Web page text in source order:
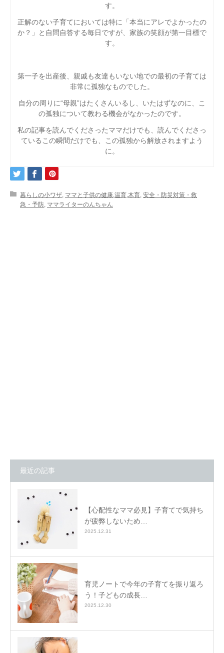
す。
正解のない子育てにおいては特に「本当にアレでよかったの
か？」と自問自答する毎日ですが、家族の笑顔が第一目標で
す。
第一子を出産後、親戚も友達もいない地での最初の子育ては
非常に孤独なものでした。
自分の周りに“母親”はたくさんいるし、いたはずなのに、こ
の孤独について教わる機会がなかったのです。
私の記事を読んでくださったママだけでも、読んでくださっ
ているこの瞬間だけでも、この孤独から解放されますよう
に。
暮らしの小ワザ, ママと子供の健康,温育,木育, 安全・防災対策・救
急・予防, ママライターのんちゃん
最近の記事
【心配性なママ必見】子育てで気持ち
が疲弊しないため…
2025.12.31
育児ノートで今年の子育てを振り返ろ
う！子どもの成長…
2025.12.30